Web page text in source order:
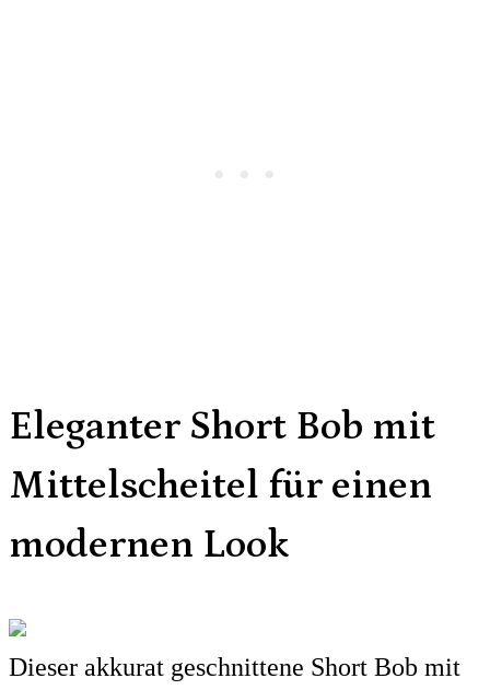
Eleganter Short Bob mit
Mittelscheitel für einen
modernen Look
Dieser akkurat geschnittene Short Bob mit